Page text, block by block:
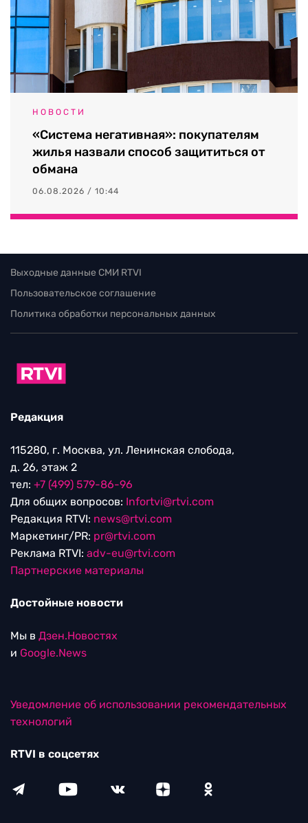
НОВОСТИ
«Система негативная»: покупателям
жилья назвали способ защититься от
обмана
06.08.2026 / 10:44
Выходные данные СМИ RTVI
Пользовательское соглашение
Политика обработки персональных данных
Редакция
115280, г. Москва, ул. Ленинская слобода,
д. 26, этаж 2
тел: +7 (499) 579-86-96
Для общих вопросов: Infortvi@rtvi.com
Редакция RTVI: news@rtvi.com
Маркетинг/PR: pr@rtvi.com
Реклама RTVI: adv-eu@rtvi.com
Партнерские материалы
Достойные новости
Мы в Дзен.Новостях
и Google.News
Уведомление об использовании рекомендательных
технологий
RTVI в соцсетях